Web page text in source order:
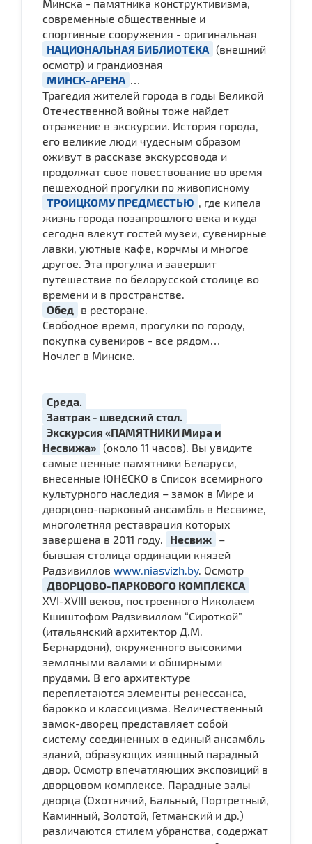
Минска - памятника конструктивизма,
современные общественные и
спортивные сооружения - оригинальная
НАЦИОНАЛЬНАЯ БИБЛИОТЕКА (внешний
осмотр) и грандиозная
МИНСК-АРЕНА
Трагедия жителей города в годы Великой
Отечественной войны тоже найдет
отражение в экскурсии. История города,
его великие люди чудесным образом
оживут в рассказе экскурсовода и
продолжат свое повествование во время
пешеходной прогулки по живописному
ТРОИЦКОМУ ПРЕДМЕСТЬЮ
, где кипела
жизнь города позапрошлого века и куда
сегодня влекут гостей музеи, сувенирные
лавки, уютные кафе, корчмы и многое
другое. Эта прогулка и завершит
путешествие по белорусской столице во
времени и в пространстве.
Обед
в ресторане.
Свободное время, прогулки по городу,
покупка сувениров - все рядом…
Ночлег в Минске.
Среда.
Завтрак - шведский стол.
Экскурсия «ПАМЯТНИКИ Мира и
Несвижа» (около 11 часов). Вы увидите
самые ценные памятники Беларуси,
внесенные ЮНЕСКО в Список всемирного
культурного наследия – замок в Мире и
дворцово-парковый ансамбль в Несвиже,
многолетняя реставрация которых
завершена в 2011 году.
Несвиж –
бывшая столица ординации князей
Радзивиллов www.niasvizh.by. Осмотр
ДВОРЦОВО-ПАРКОВОГО КОМПЛЕКСА
XVI-XVIII веков, построенного Николаем
Кшиштофом Радзивиллом “Сироткой”
(итальянский архитектор Д.М.
Бернардони), окруженного высокими
земляными валами и обширными
прудами. В его архитектуре
переплетаются элементы ренессанса,
барокко и классицизма. Величественный
замок-дворец представляет собой
систему соединенных в единый ансамбль
зданий, образующих изящный парадный
двор. Осмотр впечатляющих экспозиций в
дворцовом комплексе. Парадные залы
дворца (Охотничий, Бальный, Портретный,
Каминный, Золотой, Гетманский и др.)
различаются стилем убранства, содержат